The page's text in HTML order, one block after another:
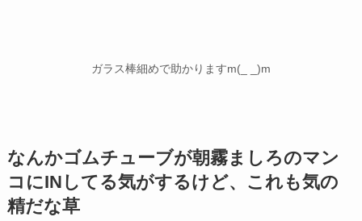
ガラス棒細めで助かりますm(_ _)m
なんかゴムチューブが朝霧ましろのマン
コにINしてる気がするけど、これも気の
精だな草